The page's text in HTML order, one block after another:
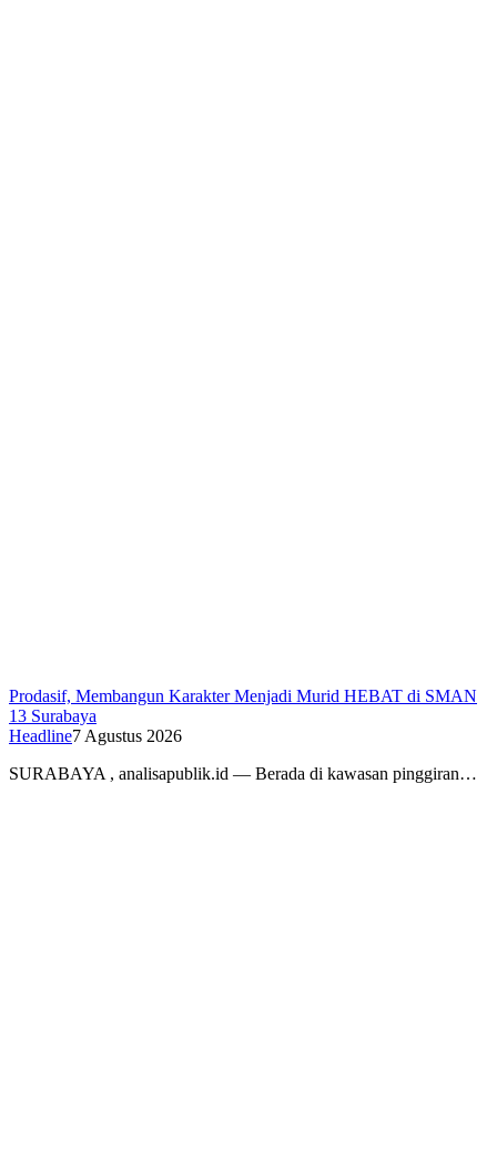
Prodasif, Membangun Karakter Menjadi Murid HEBAT di SMAN
13 Surabaya
Headline7 Agustus 2026
SURABAYA , analisapublik.id — Berada di kawasan pinggiran…